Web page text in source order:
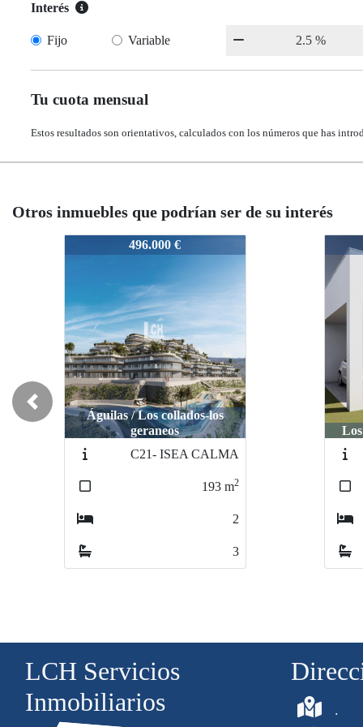
Interés
Fijo Variable
Tu cuota mensual
Estos resultados son orientativos, calculados con los números que has
Otros inmuebles que podrían ser de su interés
los
2
2
3
N8054
Los alcázares / Serena golf
2
3
2
N8054
Los alcázares / Serena golf
N6659
m2
3
2
Previous
LCH Servicios
Inmobiliarios
.